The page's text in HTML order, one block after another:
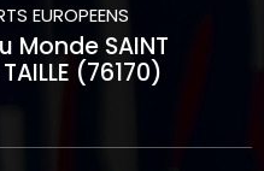
EUROPEENS
Monde SAINT
(76170)